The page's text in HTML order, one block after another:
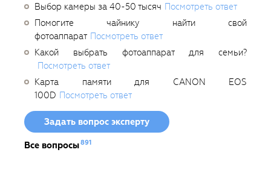
Выбор камеры за 40-50 тысяч Посмотреть ответ
Помогите чайнику найти свой
фотоаппарат Посмотреть ответ
Какой выбрать фотоаппарат для семьи?
Посмотреть ответ
Карта памяти для CANON EOS
100D Посмотреть ответ
Задать вопрос эксперту
Все вопросы891